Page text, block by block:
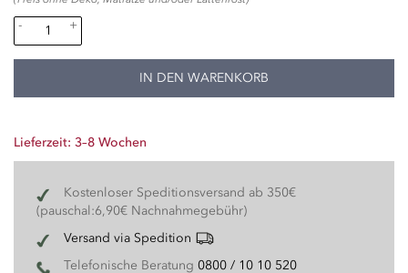
- +
IN DEN WARENKORB
Lieferzeit: 3–8 Wochen
Kostenloser Speditionsversand ab 350€
(pauschal:6,90€ Nachnahmegebühr)
Versand via Spedition
Telefonische Beratung 0800 / 10 10 520